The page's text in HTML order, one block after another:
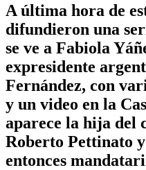
A última hora de
difundieron una
se ve a Fabiola
expresidente
Fernández, con
y un video en la
aparece la hija del
Roberto Pettinato
entonces